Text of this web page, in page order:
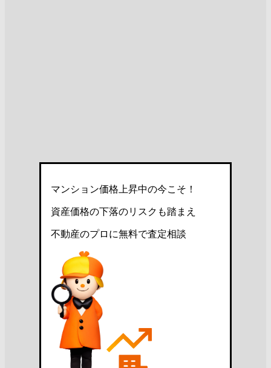
マンション価格上昇中の今こそ！
資産価格の下落のリスクも踏まえ
不動産のプロに無料で査定相談